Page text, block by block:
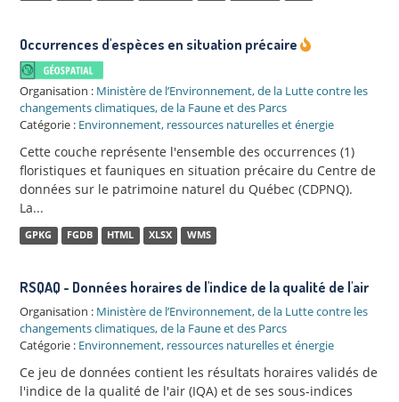
Occurrences d'espèces en situation précaire
Organisation : Ministère de l’Environnement, de la Lutte contre les
changements climatiques, de la Faune et des Parcs
Catégorie : Environnement, ressources naturelles et énergie
Cette couche représente l'ensemble des occurrences (1)
floristiques et fauniques en situation précaire du Centre de
données sur le patrimoine naturel du Québec (CDPNQ).
La...
GPKG FGDB HTML XLSX WMS
RSQAQ - Données horaires de l'indice de la qualité de l'air
Organisation : Ministère de l’Environnement, de la Lutte contre les
changements climatiques, de la Faune et des Parcs
Catégorie : Environnement, ressources naturelles et énergie
Ce jeu de données contient les résultats horaires validés de
l'indice de la qualité de l'air (IQA) et de ses sous-indices